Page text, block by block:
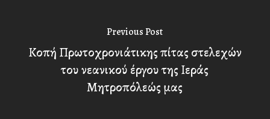
Previous Post
Κοπή Πρωτοχρονιάτικης πίτας στελεχών
του νεανικού έργου της Ιεράς
Μητροπόλεώς μας